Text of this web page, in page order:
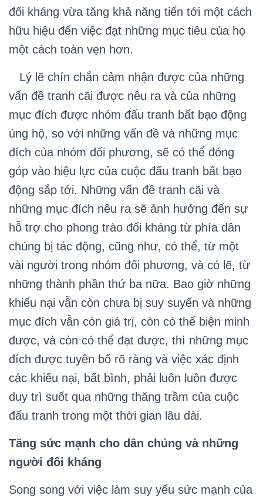
đối kháng vừa tăng khả năng tiến tới một cách
hữu hiệu đến việc đạt những mục tiêu của họ
một cách toàn vẹn hơn.
Lý lẽ chín chắn cảm nhận được của những
vấn đề tranh cãi được nêu ra và của những
mục đích được nhóm đấu tranh bất bạo động
ủng hộ, so với những vấn đề và những mục
đích của nhóm đối phương, sẽ có thể đóng
góp vào hiệu lực của cuộc đấu tranh bất bạo
động sắp tới. Những vấn đề tranh cãi và
những mục đích nêu ra sẽ ảnh hưởng đến sự
hỗ trợ cho phong trào đối kháng từ phía dân
chúng bị tác động, cũng như, có thể, từ một
vài người trong nhóm đối phương, và có lẽ, từ
những thành phần thứ ba nữa. Bao giờ những
khiếu nại vẫn còn chưa bị suy suyển và những
mục đích vẫn còn giá trị, còn có thể biện minh
được, và còn có thể đạt được, thì những mục
đích được tuyên bố rõ ràng và việc xác định
các khiếu nại, bất bình, phải luôn luôn được
duy trì suốt qua những thăng trầm của cuộc
đấu tranh trong một thời gian lâu dài.
Tăng sức mạnh cho dân chúng và những
người đối kháng
Song song với việc làm suy yếu sức mạnh của